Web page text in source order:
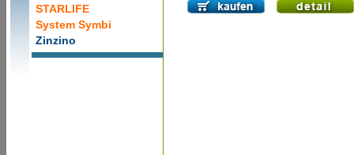
STARLIFE
System Symbi
Zinzino